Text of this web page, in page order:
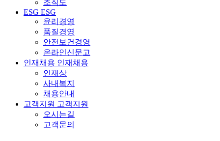
조직도
ESG ESG
윤리경영
품질경영
안전보건경영
온라인신문고
인재채용 인재채용
인재상
사내복지
채용안내
고객지원 고객지원
오시는길
고객문의